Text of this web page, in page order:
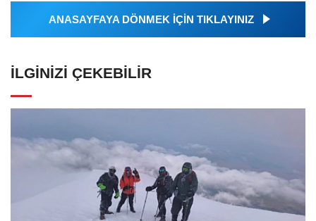
ANASAYFAYA DÖNMEK İÇİN TIKLAYINIZ
İLGINIZI ÇEKEBILIR